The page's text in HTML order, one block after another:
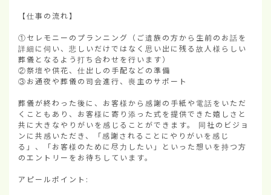
【仕事の流れ】
①セレモニーのプランニング（ご遺族の方から生前のお話を
詳細に伺い、悲しいだけではなく思い出に残る故人様らしい
葬儀となるよう打ち合わせを行います）
②祭壇や供花、仕出しの手配などの準備
③お通夜や葬儀の司会進行、喪主のサポート
葬儀が終わった後に、お客様から感謝の手紙や電話をいただ
くこともあり、お客様に寄り添った式を提供できた嬉しさと
共に大きなやりがいを感じることができます。 同社のビジョ
ンに共感いただき、「感謝されることにやりがいを感じ
る」、「お客様のために尽力したい」といった想いを持つ方
のエントリーをお待ちしています。
アピールポイント: